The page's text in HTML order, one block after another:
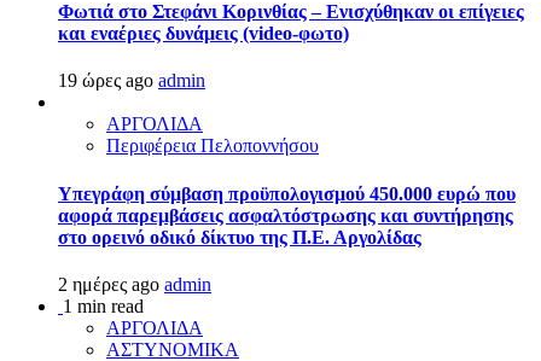
Φωτιά στο Στεφάνι Κορινθίας – Ενισχύθηκαν οι επίγειες
και εναέριες δυνάμεις (video-φωτο)
19 ώρες ago admin
ΑΡΓΟΛΙΔΑ
Περιφέρεια Πελοποννήσου
Υπεγράφη σύμβαση προϋπολογισμού 450.000 ευρώ που
αφορά παρεμβάσεις ασφαλτόστρωσης και συντήρησης
στο ορεινό οδικό δίκτυο της Π.Ε. Αργολίδας
2 ημέρες ago admin
1 min read
ΑΡΓΟΛΙΔΑ
ΑΣΤΥΝΟΜΙΚΑ